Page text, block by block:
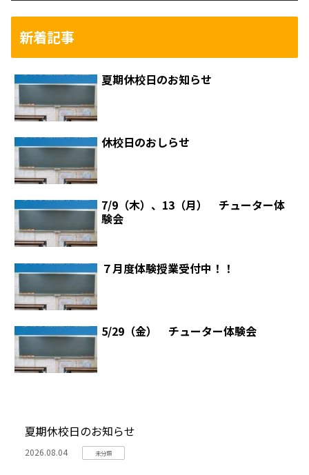
新着記事
夏期休校日のお知らせ
休校日のおしらせ
7/9（木）、13（月） チューター体
験会
７月度体験授業受付中！！
5/29（金） チューター体験会
夏期休校日のお知らせ
2026.08.04 未分類